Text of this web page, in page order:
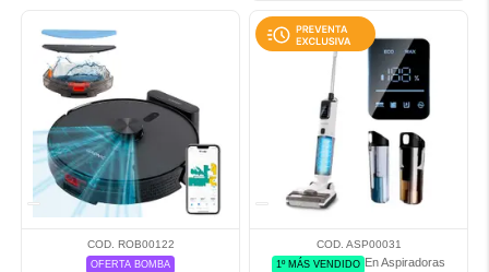
COD. ROB00122
OFERTA BOMBA
COD. ASP00031
1º MÁS VENDIDO En Aspiradoras